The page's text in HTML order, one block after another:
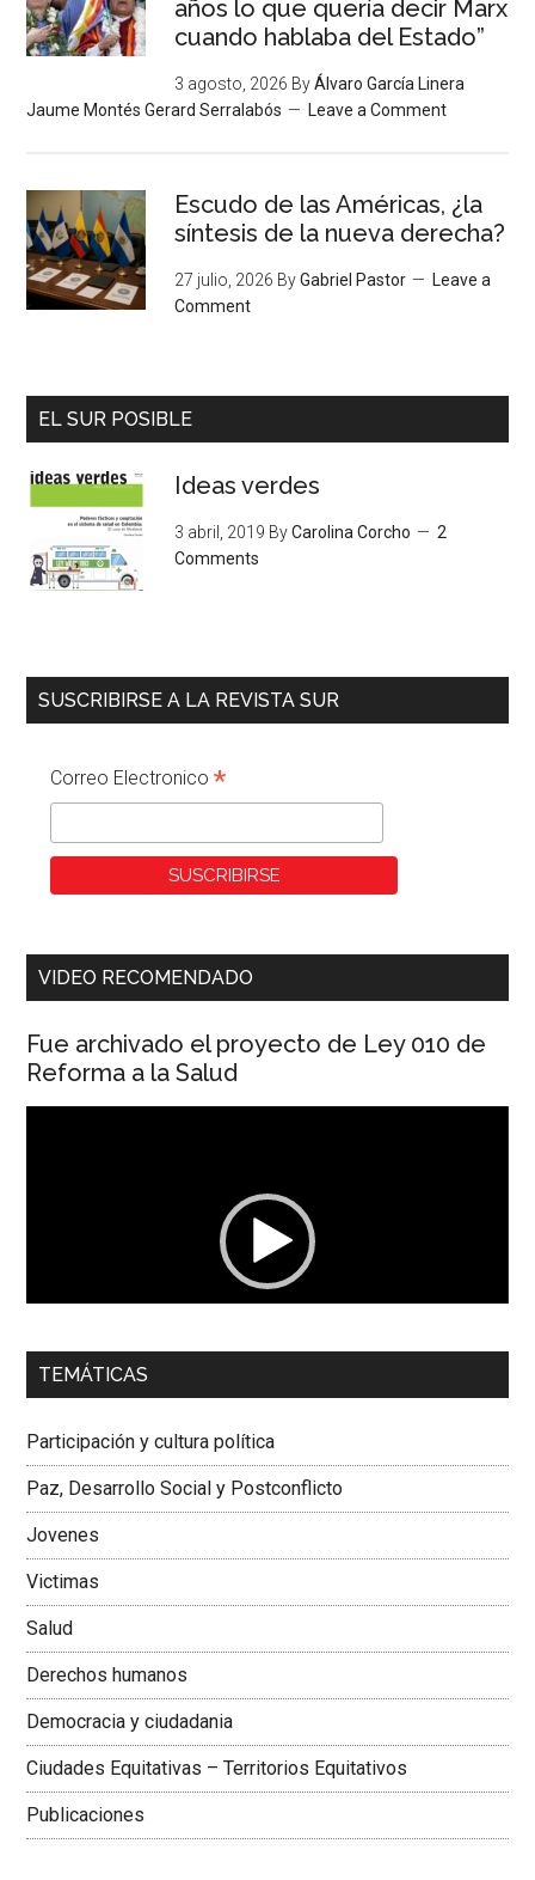
años lo que quería decir Marx
cuando hablaba del Estado”
3 agosto, 2026 ByÁlvaro García Linera
Jaume Montés Gerard Serralabós
Leave a Comment
Escudo de las Américas, ¿la
síntesis de la nueva derecha?
27 julio, 2026 ByGabriel Pastor
Leave a
Comment
EL SUR POSIBLE
Ideas verdes
3 abril, 2019 ByCarolina Corcho
2
Comments
SUSCRIBIRSE A LA REVISTA SUR
Correo Electronico*
VIDEO RECOMENDADO
Fue archivado el proyecto de Ley 010 de
Reforma a la Salud
00:00 01:04
Dra. Carolina Corcho Mejía,Presidenta Corporación
Colombiana
TEMÁTICAS
Participación y cultura política
Paz, Desarrollo Social y Postconflicto
Jovenes
Victimas
Salud
Derechos humanos
Democracia y ciudadania
Ciudades Equitativas – Territorios Equitativos
Publicaciones